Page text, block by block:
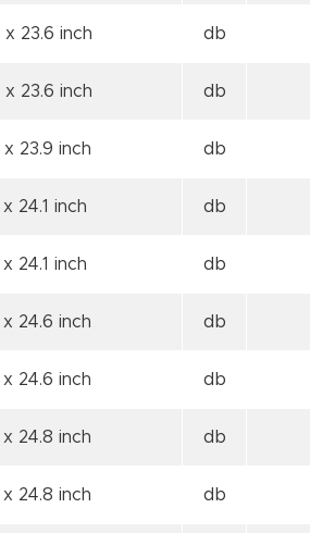
x 23.6 inch db
x 23.6 inch db
x 23.9 inch db
x 24.1 inch db
x 24.1 inch db
x 24.6 inch db
x 24.6 inch db
x 24.8 inch db
x 24.8 inch db